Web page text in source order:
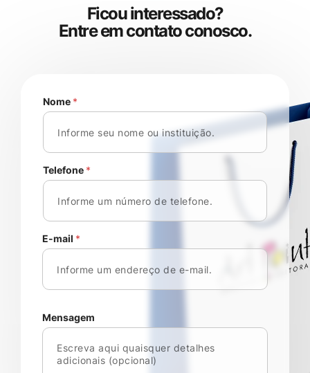
Ficouinteressado?
Entreemcontatoconosco.
Nome *
Telefone *
E-mail *
Mensagem